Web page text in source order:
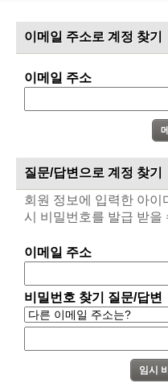
이메일 주소로 계정 찾기
이메일 주소
질문/답변으로 계정 찾기
회원 정보에 입력한 아이
시 비밀번호를 발급 받을
이메일 주소
비밀번호 찾기 질문/답변